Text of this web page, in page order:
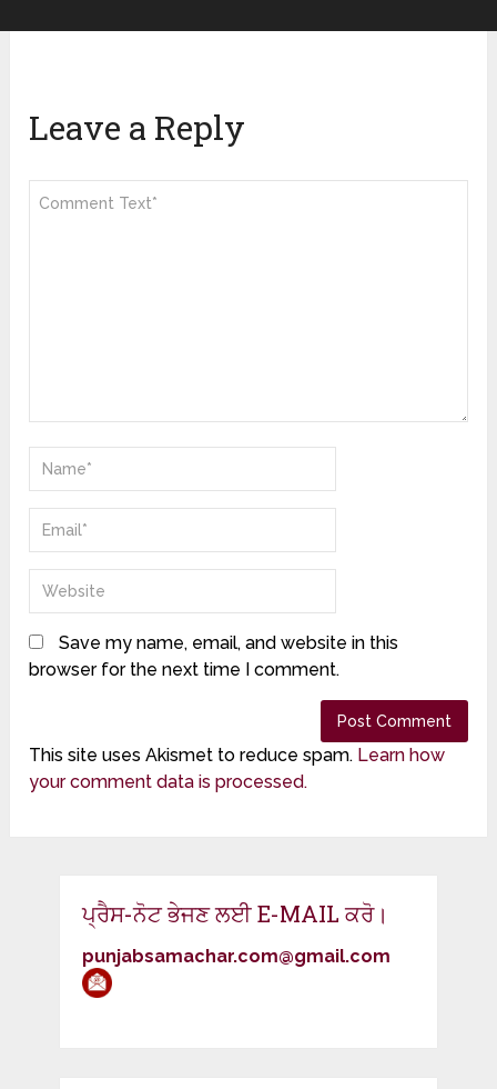
Leave a Reply
Save my name, email, and website in this
browser for the next time I comment.
This site uses Akismet to reduce spam. Learn how
your comment data is processed.
ਪ੍ਰੈਸ-ਨੋਟ ਭੇਜਣ ਲਈ E-MAIL ਕਰੋ।
punjabsamachar.com@gmail.com